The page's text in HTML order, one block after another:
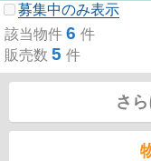
募集中のみ表示
該当物件 6 件
販売数 5 件
さ